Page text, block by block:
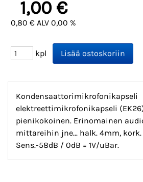
1,00 €
0,80 € ALV 0,00 %
kpl
Kondensaattorimikrofonikapseli
elektreettimikrofonikapseli
pienikokoinen. Erinomainen
mittareihin jne... halk. 4mm, kork.
Sens.-58dB / 0dB = 1V/uBar.